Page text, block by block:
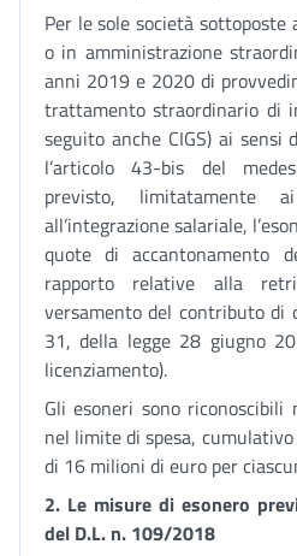
Per le sole società
o in amministrazione
anni 2019 e 2020 di
trattamento straordinario di
seguito anche CIGS) ai
l’articolo 43-bis del
previsto, limitatamente
all’integrazione salariale,
quote di accantonamento
rapporto relative alla
versamento del contributo di
31, della legge 28 giugno
licenziamento).
Gli esoneri sono
nel limite di spesa,
di 16 milioni di euro per
2. Le misure di esonero
del D.L. n. 109/2018